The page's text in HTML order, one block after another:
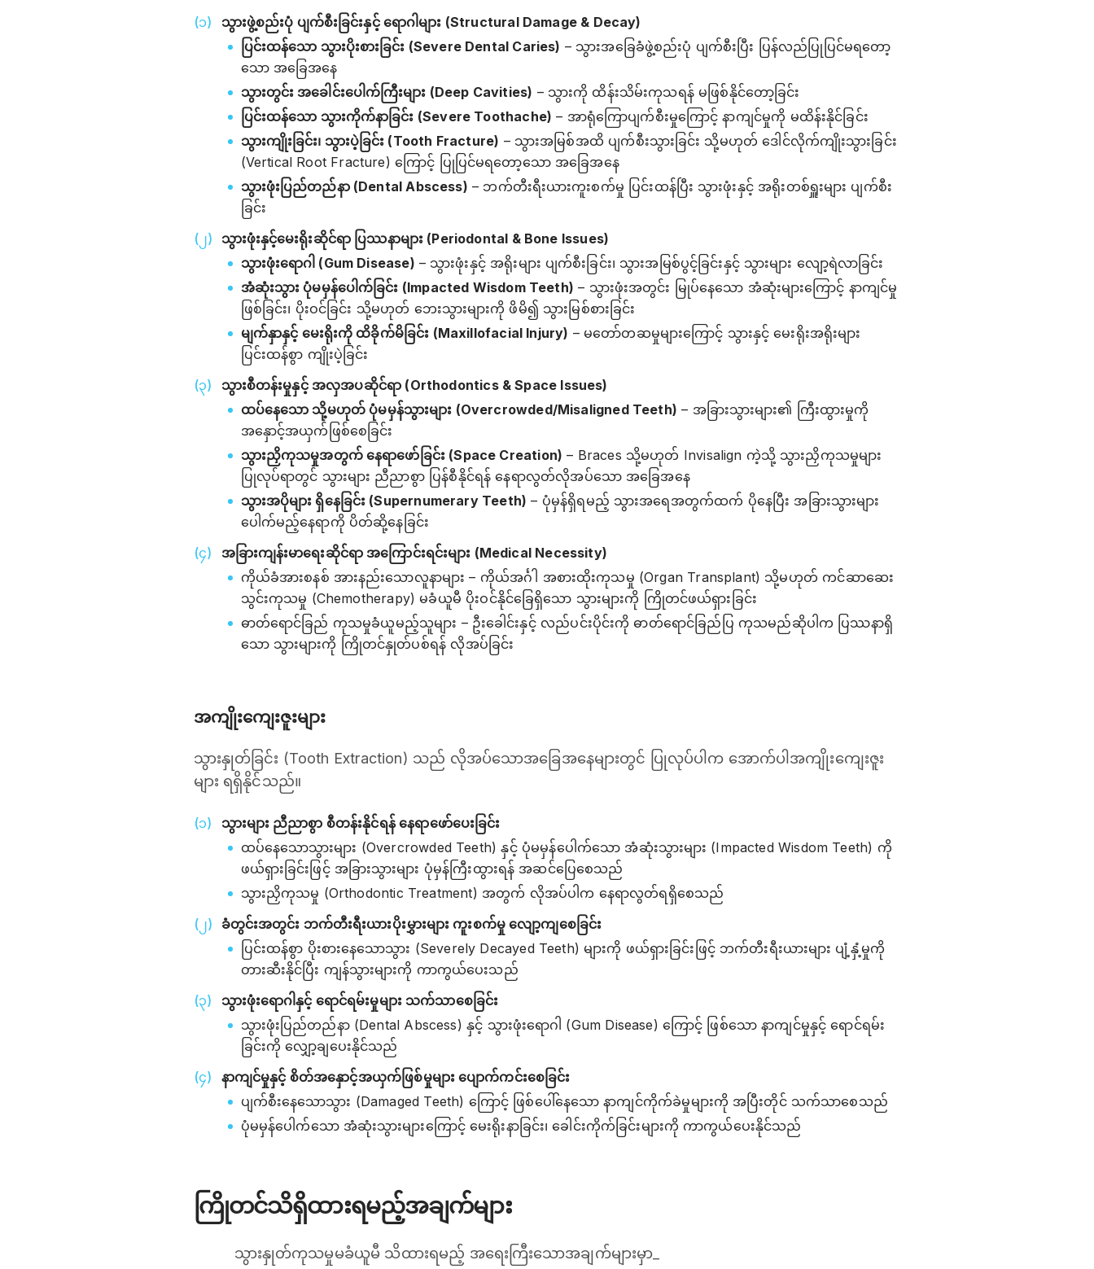
သွားဖွဲ့စည်းပုံ ပျက်စီးခြင်းနှင့် ရောဂါများ (Structural Damage & Decay)
ပြင်းထန်သော သွားပိုးစားခြင်း (Severe Dental Caries) – သွားအခြေခံဖွဲ့စည်းပုံ ပျက်စီးပြီး ပြန်လည်ပြုပြင်မရတော့
သော အခြေအနေ
သွားတွင်း အခေါင်းပေါက်ကြီးများ (Deep Cavities) – သွားကို ထိန်းသိမ်းကုသရန် မဖြစ်နိုင်တော့ခြင်း
ပြင်းထန်သော သွားကိုက်နာခြင်း (Severe Toothache) – အာရုံကြောပျက်စီးမှုကြောင့် နာကျင်မှုကို မထိန်းနိုင်ခြင်း
သွားကျိုးခြင်း၊ သွားပဲ့ခြင်း (Tooth Fracture) – သွားအမြစ်အထိ ပျက်စီးသွားခြင်း သို့မဟုတ် ဒေါင်လိုက်ကျိုးသွားခြင်း
(Vertical Root Fracture) ကြောင့် ပြုပြင်မရတော့သော အခြေအနေ
သွားဖုံးပြည်တည်နာ (Dental Abscess) – ဘက်တီးရီးယားကူးစက်မှု ပြင်းထန်ပြီး သွားဖုံးနှင့် အရိုးတစ်ရှူးများ ပျက်စီး
ခြင်း
သွားဖုံးနှင့်မေးရိုးဆိုင်ရာ ပြဿနာများ (Periodontal & Bone Issues)
သွားဖုံးရောဂါ (Gum Disease) – သွားဖုံးနှင့် အရိုးများ ပျက်စီးခြင်း၊ သွားအမြစ်ပွင့်ခြင်းနှင့် သွားများ လျော့ရဲလာခြင်း
အံဆုံးသွား ပုံမမှန်ပေါက်ခြင်း (Impacted Wisdom Teeth) – သွားဖုံးအတွင်း မြုပ်နေသော အံဆုံးများကြောင့် နာကျင်မှု
ဖြစ်ခြင်း၊ ပိုးဝင်ခြင်း သို့မဟုတ် ဘေးသွားများကို ဖိမိ၍ သွားမြစ်စားခြင်း
မျက်နှာနှင့် မေးရိုးကို ထိခိုက်မိခြင်း (Maxillofacial Injury) – မတော်တဆမှုများကြောင့် သွားနှင့် မေးရိုးအရိုးများ
ပြင်းထန်စွာ ကျိုးပဲ့ခြင်း
သွားစီတန်းမှုနှင့် အလှအပဆိုင်ရာ (Orthodontics & Space Issues)
ထပ်နေသော သို့မဟုတ် ပုံမမှန်သွားများ (Overcrowded/Misaligned Teeth) – အခြားသွားများ၏ ကြီးထွားမှုကို
အနှောင့်အယှက်ဖြစ်စေခြင်း
သွားညှိကုသမှုအတွက် နေရာဖော်ခြင်း (Space Creation) – Braces သို့မဟုတ် Invisalign ကဲ့သို့ သွားညှိကုသမှုများ
ပြုလုပ်ရာတွင် သွားများ ညီညာစွာ ပြန်စီနိုင်ရန် နေရာလွတ်လိုအပ်သော အခြေအနေ
သွားအပိုများ ရှိနေခြင်း (Supernumerary Teeth) – ပုံမှန်ရှိရမည့် သွားအရေအတွက်ထက် ပိုနေပြီး အခြားသွားများ
ပေါက်မည့်နေရာကို ပိတ်ဆို့နေခြင်း
အခြားကျန်းမာရေးဆိုင်ရာ အကြောင်းရင်းများ (Medical Necessity)
ကိုယ်ခံအားစနစ် အားနည်းသောလူနာများ – ကိုယ်အင်္ဂါ အစားထိုးကုသမှု (Organ Transplant) သို့မဟုတ် ကင်ဆာဆေး
သွင်းကုသမှု (Chemotherapy) မခံယူမီ ပိုးဝင်နိုင်ခြေရှိသော သွားများကို ကြိုတင်ဖယ်ရှားခြင်း
ဓာတ်ရောင်ခြည် ကုသမှုခံယူမည့်သူများ – ဦးခေါင်းနှင့် လည်ပင်းပိုင်းကို ဓာတ်ရောင်ခြည်ပြ ကုသမည်ဆိုပါက ပြဿနာရှိ
သော သွားများကို ကြိုတင်နှုတ်ပစ်ရန် လိုအပ်ခြင်း
အကျိုးကျေးဇူးများ
သွားနှုတ်ခြင်း (Tooth Extraction) သည် လိုအပ်သောအခြေအနေများတွင် ပြုလုပ်ပါက အောက်ပါအကျိုးကျေးဇူး
များ ရရှိနိုင်သည်။
သွားများ ညီညာစွာ စီတန်းနိုင်ရန် နေရာဖော်ပေးခြင်း
ထပ်နေသောသွားများ (Overcrowded Teeth) နှင့် ပုံမမှန်ပေါက်သော အံဆုံးသွားများ (Impacted Wisdom Teeth) ကို
ဖယ်ရှားခြင်းဖြင့် အခြားသွားများ ပုံမှန်ကြီးထွားရန် အဆင်ပြေစေသည်
သွားညှိကုသမှု (Orthodontic Treatment) အတွက် လိုအပ်ပါက နေရာလွတ်ရရှိစေသည်
ခံတွင်းအတွင်း ဘက်တီးရီးယားပိုးမွှားများ ကူးစက်မှု လျော့ကျစေခြင်း
ပြင်းထန်စွာ ပိုးစားနေသောသွား (Severely Decayed Teeth) များကို ဖယ်ရှားခြင်းဖြင့် ဘက်တီးရီးယားများ ပျံ့နှံ့မှုကို
တားဆီးနိုင်ပြီး ကျန်သွားများကို ကာကွယ်ပေးသည်
သွားဖုံးရောဂါနှင့် ရောင်ရမ်းမှုများ သက်သာစေခြင်း
သွားဖုံးပြည်တည်နာ (Dental Abscess) နှင့် သွားဖုံးရောဂါ (Gum Disease) ကြောင့် ဖြစ်သော နာကျင်မှုနှင့် ရောင်ရမ်း
ခြင်းကို လျှော့ချပေးနိုင်သည်
နာကျင်မှုနှင့် စိတ်အနှောင့်အယှက်ဖြစ်မှုများ ပျောက်ကင်းစေခြင်း
ပျက်စီးနေသောသွား (Damaged Teeth) ကြောင့် ဖြစ်ပေါ်နေသော နာကျင်ကိုက်ခဲမှုများကို အပြီးတိုင် သက်သာစေသည်
ပုံမမှန်ပေါက်သော အံဆုံးသွားများကြောင့် မေးရိုးနာခြင်း၊ ခေါင်းကိုက်ခြင်းများကို ကာကွယ်ပေးနိုင်သည်
ကြိုတင်သိရှိထားရမည့်အချက်များ
သွားနှုတ်ကုသမှုမခံယူမီ သိထားရမည့် အရေးကြီးသောအချက်များမှာ_